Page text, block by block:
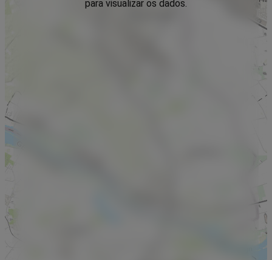
para visualizar os dados.